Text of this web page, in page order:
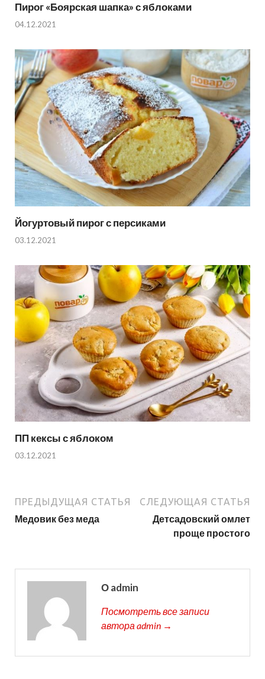
Пирог «Боярская шапка» с яблоками
04.12.2021
Йогуртовый пирог с персиками
03.12.2021
ПП кексы с яблоком
03.12.2021
ПРЕДЫДУЩАЯ СТАТЬЯ
Медовик без меда
СЛЕДУЮЩАЯ СТАТЬЯ
Детсадовский омлет
проще простого
О admin
Посмотреть все записи
автора admin →